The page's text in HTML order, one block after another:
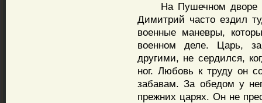
На Пушечном дворе
Димитрий часто ездил
военные маневры,
военном деле. Царь,
другими, не сердился,
ног. Любовь к труду он
забавам. За обедом у
прежних царях. Он не